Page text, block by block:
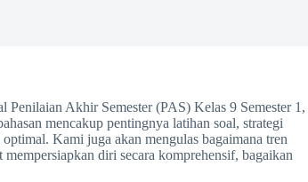
Akhir Semester (PAS) Kelas 9 Semester 1,
mencakup pentingnya latihan soal, strategi
Kami juga akan mengulas bagaimana tren
diri secara komprehensif, bagaikan